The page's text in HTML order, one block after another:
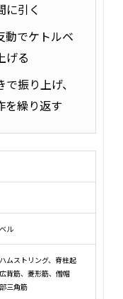
に引く
動でケトルベ
げる
振り上げ、
を繰り返す
ル
ムストリング、脊柱起
背筋、菱形筋、僧帽
三角筋